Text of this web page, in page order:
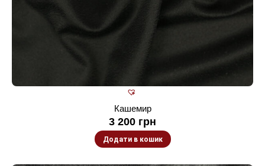
Кашемир
3 200 грн
Додати в кошик